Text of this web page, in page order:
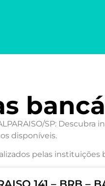
SP:
disponíveis.
pelas instituições